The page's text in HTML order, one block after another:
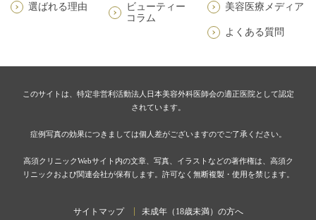
選ばれる理由
ビューティー
コラム
美容医療メディア
よくある質問
このサイトは、特定非営利活動法人日本美容外科医師会の適正医院として認定
されています。
症例写真の効果につきましては個人差がございますのでご了承ください。
高須クリニックWebサイト内の文章、写真、イラストなどの著作権は、高須ク
リニックおよび関連会社が保有します。許可なく無断複製・使用を禁じます。
サイトマップ 未成年（18歳未満）の方へ